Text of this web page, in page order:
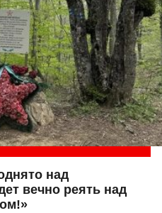
над
вечно реять над